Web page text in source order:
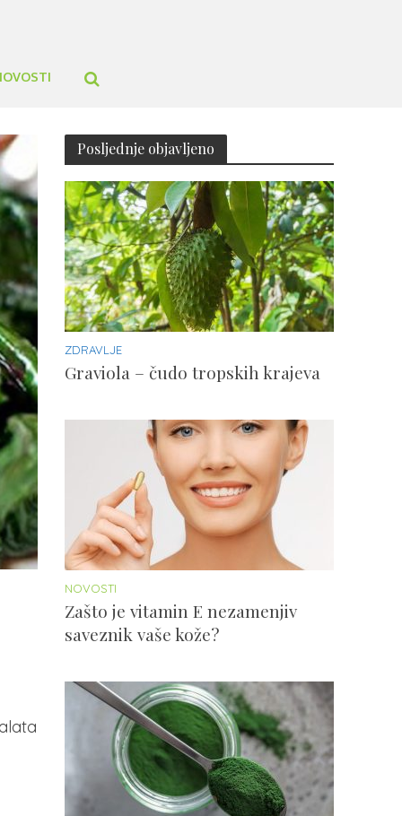
Posljednje objavljeno
ZDRAVLJE
Graviola – čudo tropskih krajeva
NOVOSTI
Zašto je vitamin E nezamenjiv
saveznik vaše kože?